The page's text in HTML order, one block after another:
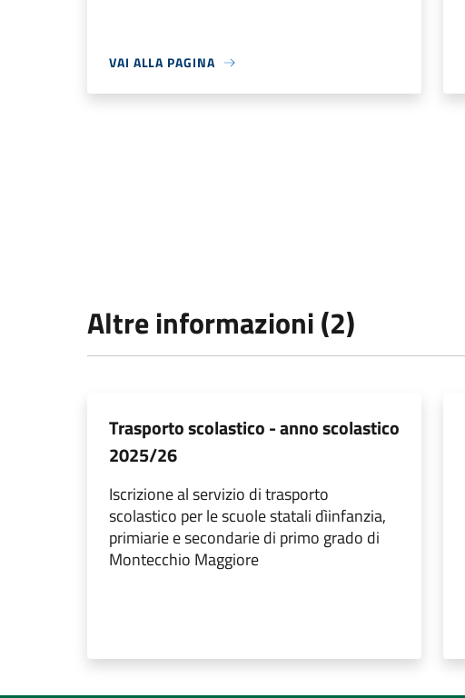
VAI ALLA PAGINA
Altre informazioni (2)
Trasporto scolastico - anno scolastico
2025/26
Iscrizione al servizio di trasporto
scolastico per le scuole statali dìinfanzia,
primiarie e secondarie di primo grado di
Montecchio Maggiore